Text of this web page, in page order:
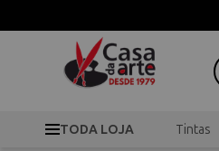
TODA LOJA Tintas